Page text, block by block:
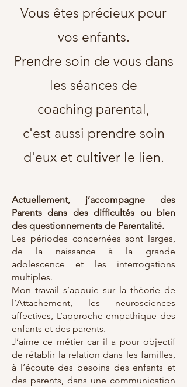
Vous êtes précieux pour
vos enfants.
Prendre soin de vous dans
les séances de
coaching parental,
c'est aussi prendre soin
d'eux et cultiver le lien.
Actuellement, j’accompagne des
Parents dans des difficultés ou bien
des questionnements de Parentalité.
Les périodes concernées sont larges,
de la naissance à la grande
adolescence et les interrogations
multiples.
Mon travail s’appuie sur la théorie de
l’Attachement, les neurosciences
affectives, L’approche empathique des
enfants et des parents.
J’aime ce métier car il a pour objectif
de rétablir la relation dans les familles,
à l’écoute des besoins des enfants et
des parents, dans une communication